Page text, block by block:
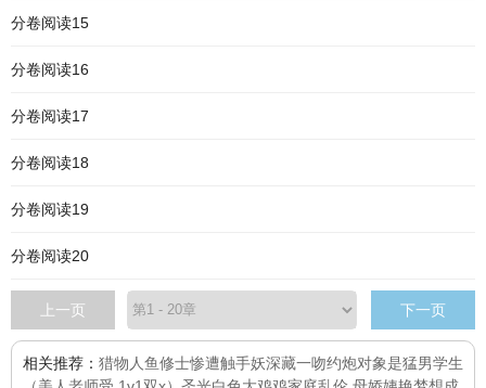
分卷阅读15
分卷阅读16
分卷阅读17
分卷阅读18
分卷阅读19
分卷阅读20
上一页 下一页
相关推荐： 猎物 人鱼修士惨遭触手妖深藏一吻约炮对象是猛男学生